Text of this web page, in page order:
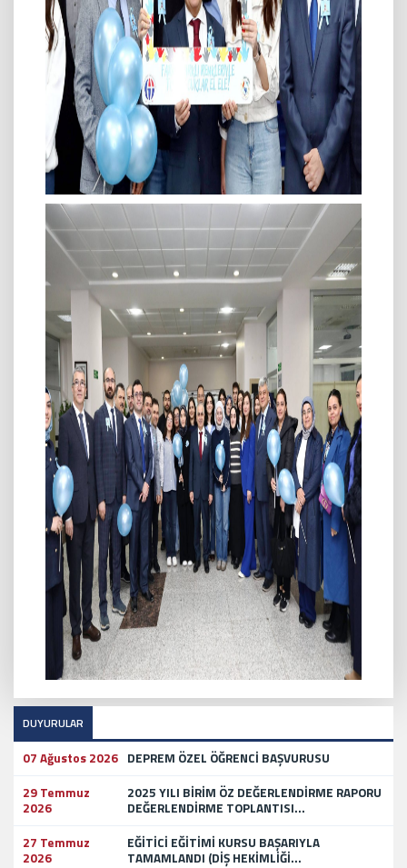
DUYURULAR
07 Ağustos 2026 DEPREM ÖZEL ÖĞRENCİ BAŞVURUSU
29 Temmuz
2026
2025 YILI BİRİM ÖZ DEĞERLENDİRME RAPORU
DEĞERLENDİRME TOPLANTISI...
27 Temmuz
2026
EĞİTİCİ EĞİTİMİ KURSU BAŞARIYLA
TAMAMLANDI (DİŞ HEKİMLİĞİ...